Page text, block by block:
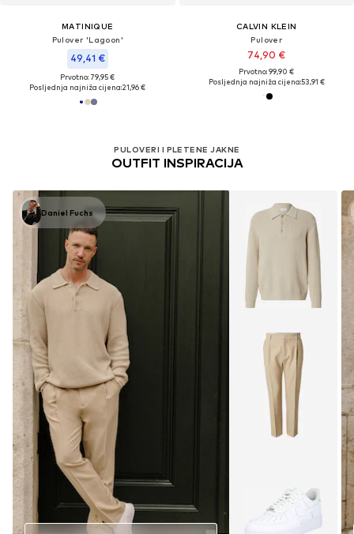
MATINIQUE
Pulover 'Lagoon'
49,41 €
Prvotno: 79,95 €
Posljednja najniža cijena:21,96 €
CALVIN KLEIN
Pulover
74,90 €
Prvotno: 99,90 €
Posljednja najniža cijena:53,91 €
PULOVERI I PLETENE JAKNE
OUTFIT INSPIRACIJA
Daniel Fuchs